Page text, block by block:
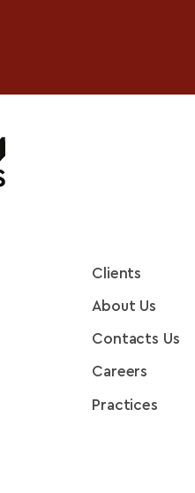
Clients
About Us
Contacts Us
Careers
Practices